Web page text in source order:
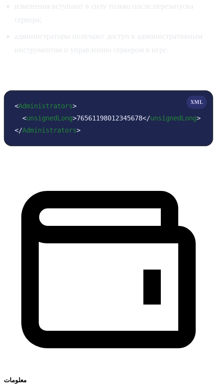
изменения вступают в силу только после перезапуска
сервера;
администраторы получают доступ к административным
инструментам и управлению сервером в игре.
XML
<Administrators>
<unsignedLong>76561198012345678</unsignedLong>
</Administrators>
معلومات